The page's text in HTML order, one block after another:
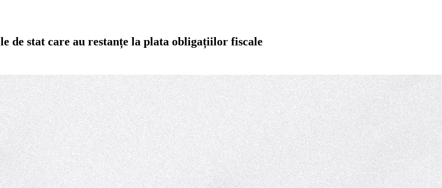
de stat care au restanțe la plata obligațiilor fiscale